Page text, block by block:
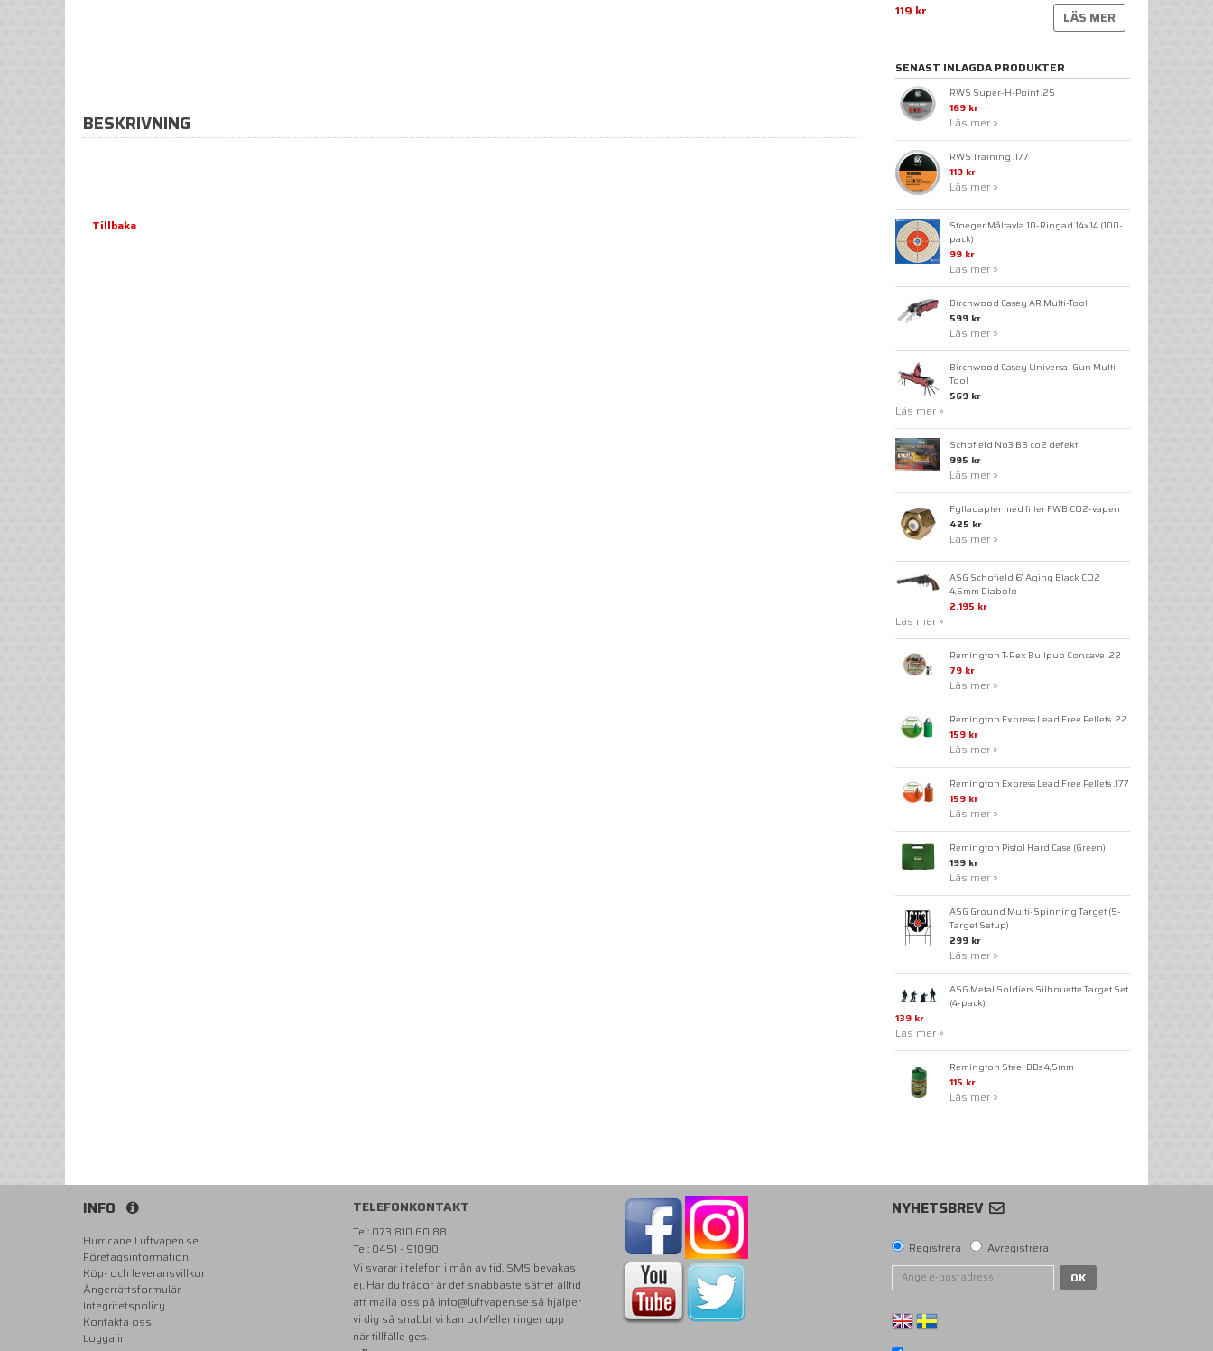
BESKRIVNING
Tillbaka
119 kr
LÄS MER
SENAST INLAGDA PRODUKTER
RWS Super-H-Point .25
169 kr
Läs mer »
RWS Training .177
119 kr
Läs mer »
Stoeger Måltavla 10-Ringad 14x14 (100-
pack)
99 kr
Läs mer »
Birchwood Casey AR Multi-Tool
599 kr
Läs mer »
Birchwood Casey Universal Gun Multi-
Tool
569 kr
Läs mer »
Schofield No3 BB co2 defekt
995 kr
Läs mer »
Fylladapter med filter FWB CO2-vapen
425 kr
Läs mer »
ASG Schofield 6" Aging Black CO2
4,5mm Diabolo
2.195 kr
Läs mer »
Remington T-Rex Bullpup Concave .22
79 kr
Läs mer »
Remington Express Lead Free Pellets .22
159 kr
Läs mer »
Remington Express Lead Free Pellets .177
159 kr
Läs mer »
Remington Pistol Hard Case (Green)
199 kr
Läs mer »
ASG Ground Multi-Spinning Target (5-
Target Setup)
299 kr
Läs mer »
ASG Metal Soldiers Silhouette Target Set
(4-pack)
139 kr
Läs mer »
Remington Steel BBs 4,5mm
115 kr
Läs mer »
INFO
Hurricane Luftvapen.se
Företagsinformation
Köp- och leveransvillkor
Ångerrättsformulär
Integritetspolicy
Kontakta oss
Logga in
TELEFONKONTAKT
Tel: 073 810 60 88
Tel: 0451 - 91090
Vi svarar i telefon i mån av tid. SMS bevakas
ej. Har du frågor är det snabbaste sättet alltid
att maila oss på info@luftvapen.se så hjälper
vi dig så snabbt vi kan och/eller ringer upp
när tillfälle ges.
NYHETSBREV
Registrera
Avregistrera
OK